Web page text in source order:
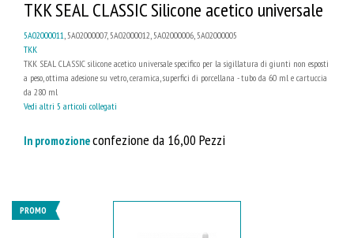
TKK SEAL CLASSIC Silicone acetico universale
5A02000011 , 5A02000007, 5A02000012, 5A02000006, 5A02000005
TKK
TKK SEAL CLASSIC silicone acetico universale specifico per la sigillatura di giunti non esposti
a peso, ottima adesione su vetro, ceramica, superfici di porcellana - tubo da 60 ml e cartuccia
da 280 ml
Vedi altri 5 articoli collegati
In promozioneconfezione da 16,00 Pezzi
PROMO